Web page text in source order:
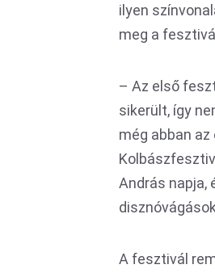
ilyen
meg a
– Az első
sikerült, így
még abban
András napja,
A fesztivál